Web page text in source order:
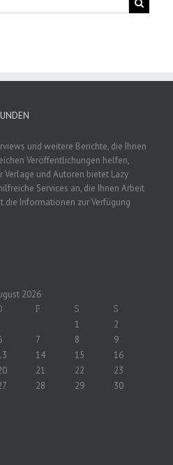
und weitere Berichte, die Ihnen
Veröffentlichungen helfen,
Verlage und Autoren bietet Lazy
Services an, die Ihnen Arbeit
die Informationen zur Verfügung
2026
F S S
1
2
7 8
9
14 15
16
21 22
23
28 29
30